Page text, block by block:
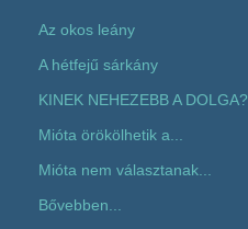
Az okos leány
A hétfejű sárkány
KINEK NEHEZEBB A DOLGA?
Mióta örökölhetik a...
Mióta nem választanak...
Bővebben...